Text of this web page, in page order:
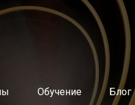
Обучение Блог